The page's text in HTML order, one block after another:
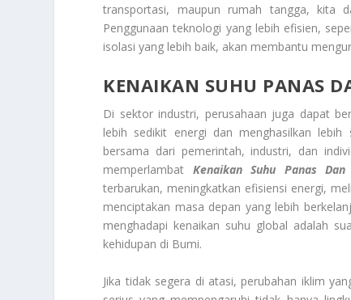
transportasi, maupun rumah tangga, kita
Penggunaan teknologi yang lebih efisien,
isolasi yang lebih baik, akan membantu
KENAIKAN SUHU PANAS
Di sektor industri, perusahaan juga dapat
lebih sedikit energi dan menghasilkan
bersama dari pemerintah, industri, dan
memperlambat Kenaikan Suhu PanasDan
terbarukan, meningkatkan efisiensi energi,
menciptakan masa depan yang lebih
menghadapi kenaikan suhu global adalah
kehidupan di Bumi.
Jika tidak segera di atasi, perubahan iklim